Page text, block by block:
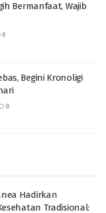
Bermanfaat, Wajib
0
Begini Kronoligi
0
Hadirkan
Tradisional: